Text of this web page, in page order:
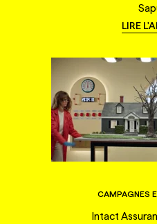
LIRE
CAMPAGNES
Intact